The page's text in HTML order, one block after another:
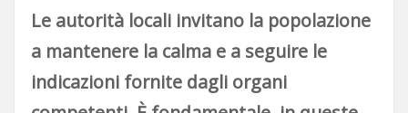
Le autorità locali invitano la popolazione
a mantenere la calma e a seguire le
indicazioni fornite dagli organi